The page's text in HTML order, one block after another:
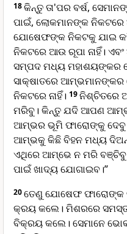
18କିନ୍ତୁ ତା'ପର ବର୍ଷ,
ପାଇଁ, ଲୋକମାନଙ୍କ ନିକଟରେ
ଯୋଷେଫଙ୍କ ନିକଟକୁ ଯାଇ
ନିକଟରେ ଆଉ ରୂପା ନାହିଁ।
ସମ୍ପଦ ମଧ୍ୟ ମହାଶୟଙ୍କର
ସାକ୍ଷାତରେ
ନିକଟରେ ନାହିଁ। 19ନିଶ୍ଚିତରେ
ମରିବୁ। କିନ୍ତୁ ଯଦି ଆପଣ
ଆମ୍ଭର ଭୂମି ଫାରୋଙ୍କୁ ଦେବୁ।
ଆମ୍ଭକୁ କିଛି ବିହନ ମଧ୍ୟ
ଏଥିରେ ଆମ୍ଭେ ନ ମରି
ପାଇଁ ଖାଦ୍ୟ ଯୋଗାଇବ।”
20ତେଣୁ ଯୋଷେଫ ଫାରୋଙ୍କ
କ୍ରୟ କଲେ। ମିଶରରେ
ବିକ୍ରୟ କଲେ। ସେମାନେ